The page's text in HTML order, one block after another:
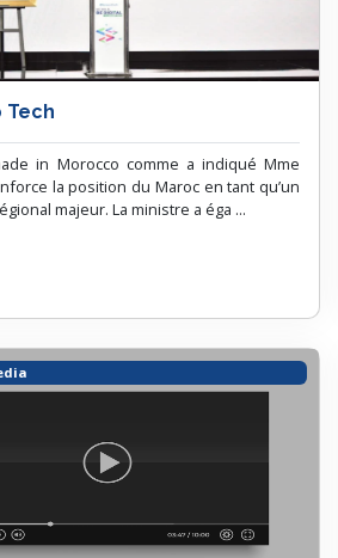
Tech
in Morocco comme a indiqué Mme
la position du Maroc en tant qu’un
majeur. La ministre a éga ...